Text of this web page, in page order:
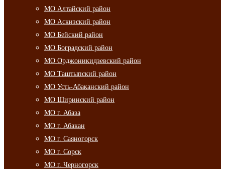
МО Алтайский район
МО Аскизский район
МО Бейский район
МО Боградский район
МО Орджоникидзевский район
МО Таштыпский район
МО Усть-Абаканский район
МО Ширинский район
МО г. Абаза
МО г. Абакан
МО г. Саяногорск
МО г. Сорск
МО г. Черногорск